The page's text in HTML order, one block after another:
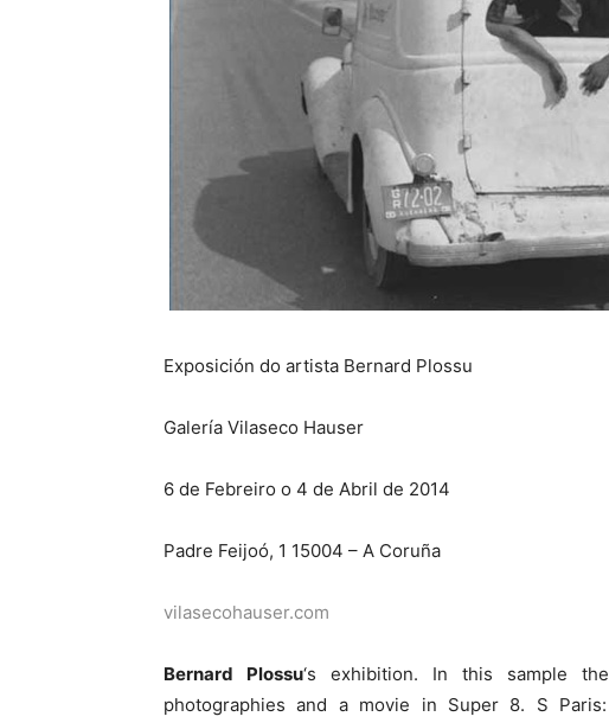
Exposición do artista Bernard Plossu
Galería Vilaseco Hauser
6 de Febreiro o 4 de Abril de 2014
Padre Feijoó, 1 15004 – A Coruña
vilasecohauser.com
Bernard Plossu‘s exhibition. In this sample
photographies and a movie in Super 8. S